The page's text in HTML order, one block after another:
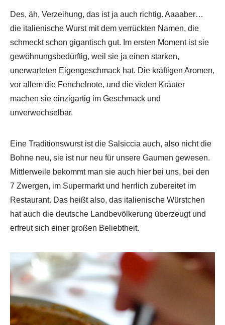
Des, äh, Verzeihung, das ist ja auch richtig. Aaaaber…
die italienische Wurst mit dem verrückten Namen, die
schmeckt schon gigantisch gut. Im ersten Moment ist sie
gewöhnungsbedürftig, weil sie ja einen starken,
unerwarteten Eigengeschmack hat. Die kräftigen Aromen,
vor allem die Fenchelnote, und die vielen Kräuter
machen sie einzigartig im Geschmack und
unverwechselbar.
Eine Traditionswurst ist die Salsiccia auch, also nicht die
Bohne neu, sie ist nur neu für unsere Gaumen gewesen.
Mittlerweile bekommt man sie auch hier bei uns, bei den
7 Zwergen, im Supermarkt und herrlich zubereitet im
Restaurant. Das heißt also, das italienische Würstchen
hat auch die deutsche Landbevölkerung überzeugt und
erfreut sich einer großen Beliebtheit.